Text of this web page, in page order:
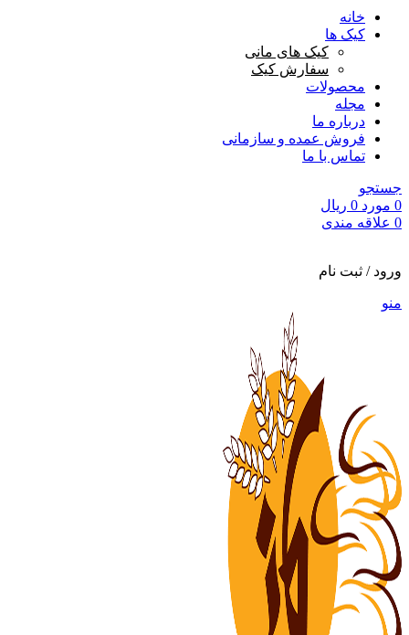
خانه
کیک ها
کیک های مانی
سفارش کیک
محصولات
مجله
درباره ما
فروش عمده و سازمانی
تماس با ما
جستجو
0 مورد 0 ریال
0 علاقه مندی
ورود / ثبت نام
منو